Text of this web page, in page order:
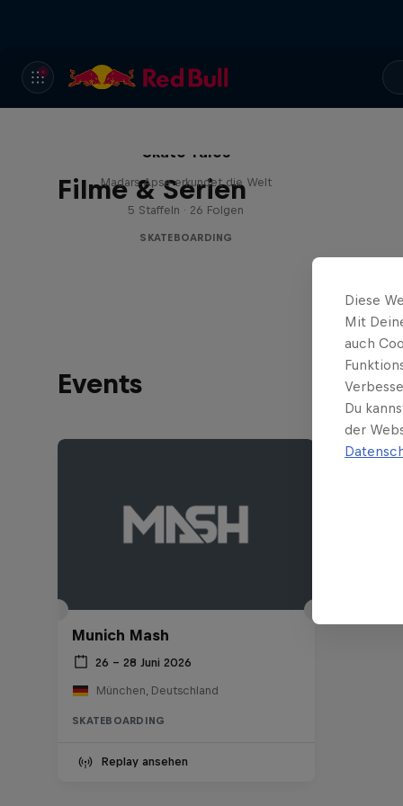
Filme & Serien
Skate Tales
Madars Apse erkundet die Welt
5 Staffeln · 26 Folgen
SKATEBOARDING
Events
Munich Mash
26 – 28 Juni 2026
München, Deutschland
SKATEBOARDING
Replay ansehen
Diese
Mit
auch
Du
der